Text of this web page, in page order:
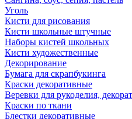
Уголь
Кисти для рисования
Кисти школьные штучные
Наборы кистей школьных
Кисти художественные
Декорирование
Бумага для скрапбукинга
Краски декоративные
Веревки для рукоделия,
Краски по ткани
Блестки декоративные